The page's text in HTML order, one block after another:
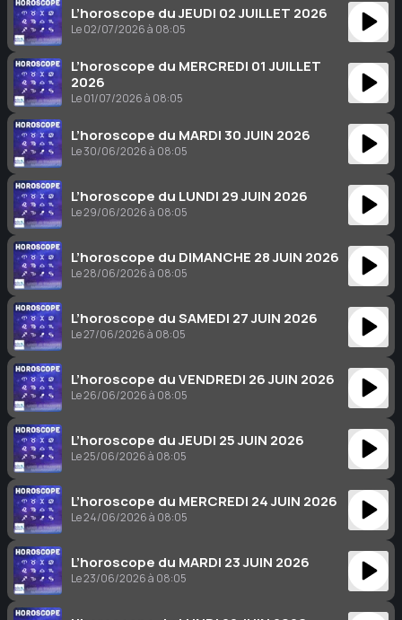
L’horoscope du JEUDI 02 JUILLET 2026
Le 02/07/2026 à 08:05
L’horoscope du MERCREDI 01 JUILLET
2026
Le 01/07/2026 à 08:05
L’horoscope du MARDI 30 JUIN 2026
Le 30/06/2026 à 08:05
L’horoscope du LUNDI 29 JUIN 2026
Le 29/06/2026 à 08:05
L’horoscope du DIMANCHE 28 JUIN 2026
Le 28/06/2026 à 08:05
L’horoscope du SAMEDI 27 JUIN 2026
Le 27/06/2026 à 08:05
L’horoscope du VENDREDI 26 JUIN 2026
Le 26/06/2026 à 08:05
L’horoscope du JEUDI 25 JUIN 2026
Le 25/06/2026 à 08:05
L’horoscope du MERCREDI 24 JUIN 2026
Le 24/06/2026 à 08:05
L’horoscope du MARDI 23 JUIN 2026
Le 23/06/2026 à 08:05